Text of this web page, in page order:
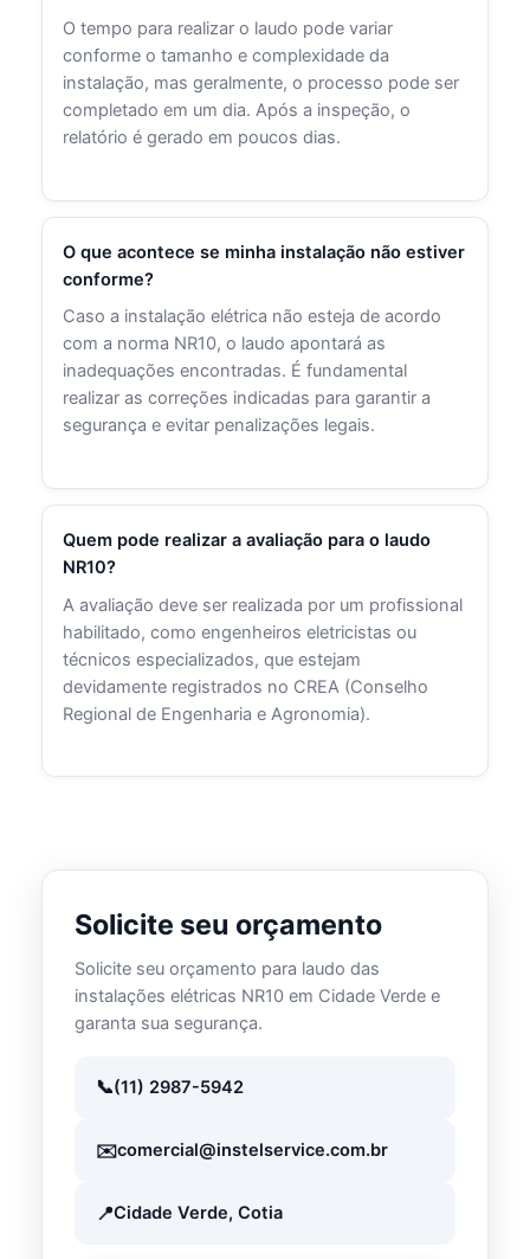
O tempo para realizar o laudo pode variar
conforme o tamanho e complexidade da
instalação, mas geralmente, o processo pode ser
completado em um dia. Após a inspeção, o
relatório é gerado em poucos dias.
O que acontece se minha instalação não estiver
conforme?
Caso a instalação elétrica não esteja de acordo
com a norma NR10, o laudo apontará as
inadequações encontradas. É fundamental
realizar as correções indicadas para garantir a
segurança e evitar penalizações legais.
Quem pode realizar a avaliação para o laudo
NR10?
A avaliação deve ser realizada por um profissional
habilitado, como engenheiros eletricistas ou
técnicos especializados, que estejam
devidamente registrados no CREA (Conselho
Regional de Engenharia e Agronomia).
Solicite seu orçamento
Solicite seu orçamento para laudo das
instalações elétricas NR10 em Cidade Verde e
garanta sua segurança.
(11) 2987-5942
comercial@instelservice.com.br
Cidade Verde, Cotia